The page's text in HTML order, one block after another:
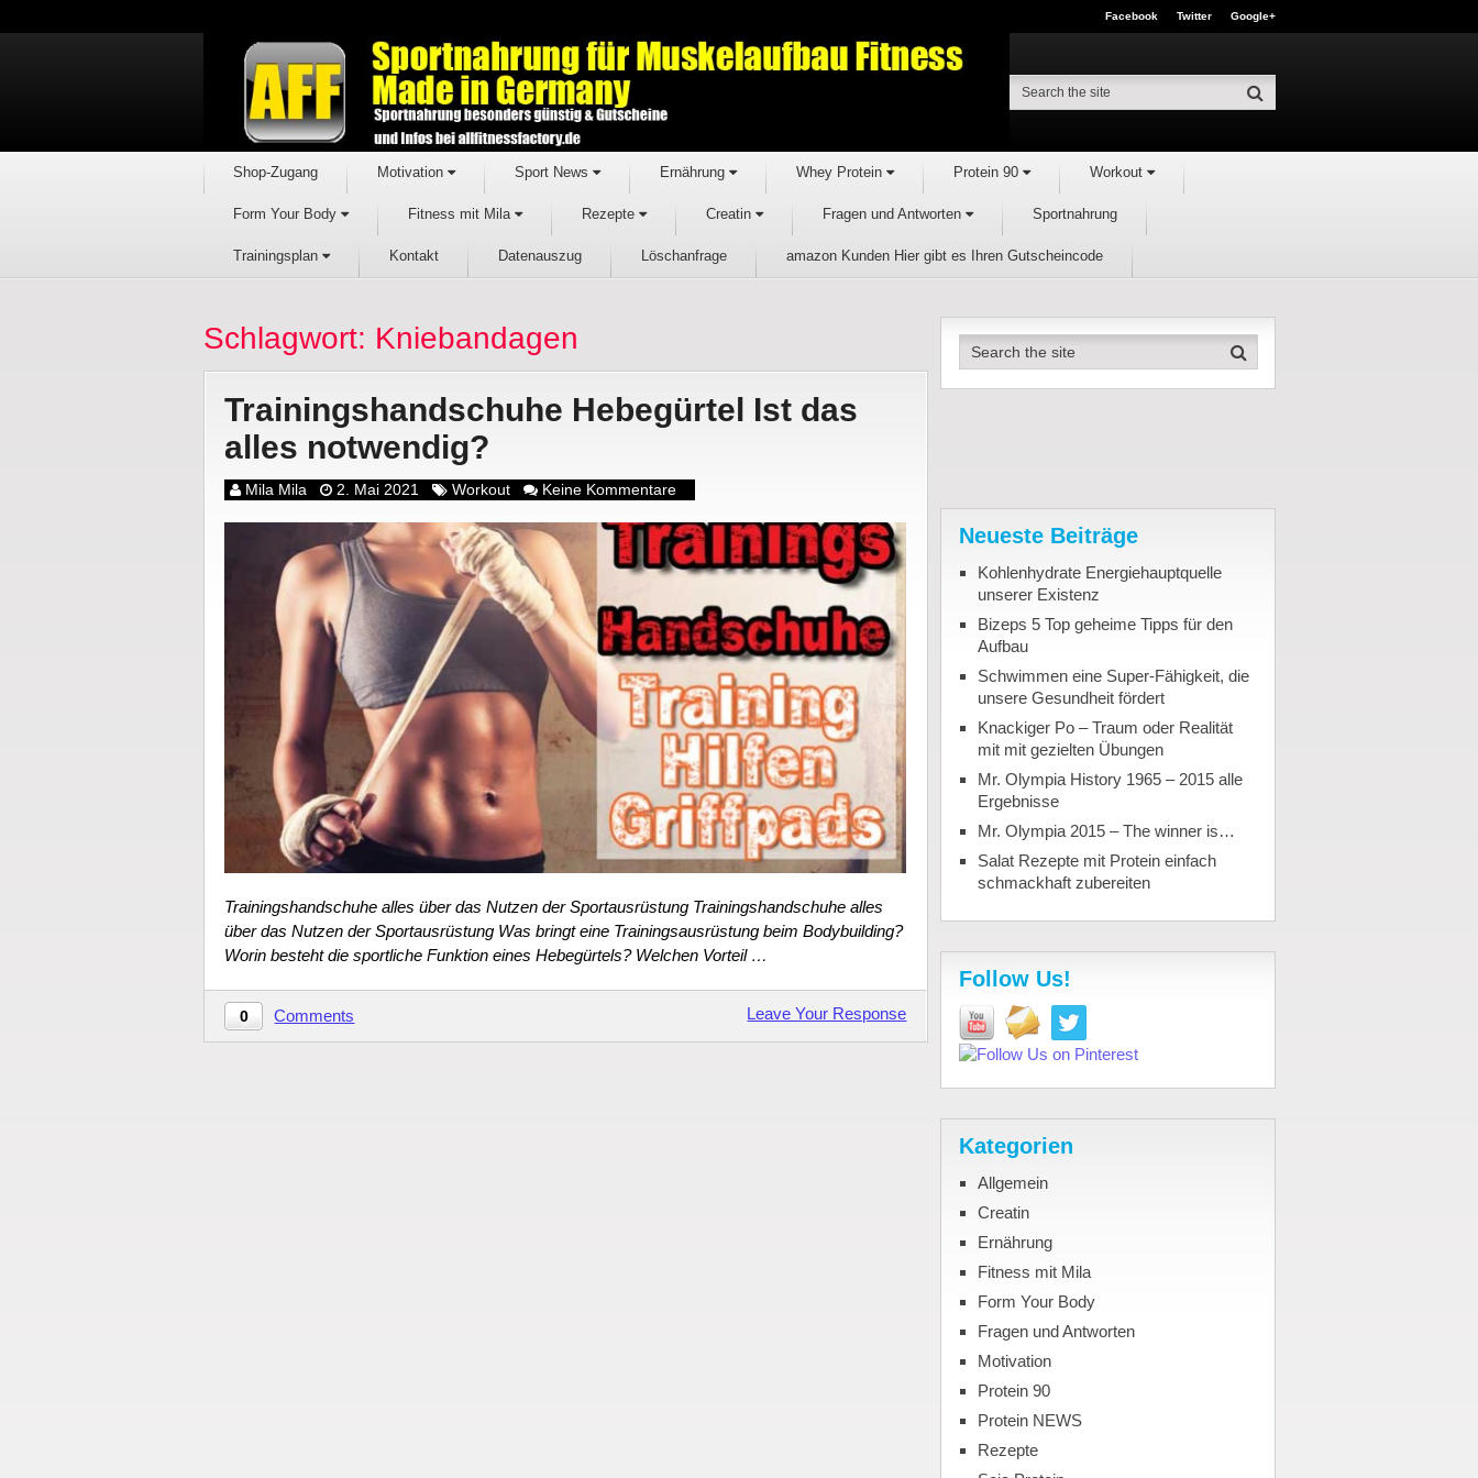
Facebook Twitter Google+
Shop-Zugang Motivation Sport News Ernährung Whey Protein Protein 90 Workout
Form Your Body Fitness mit Mila Rezepte Creatin Fragen und Antworten Sportnahrung
Trainingsplan Kontakt Datenauszug Löschanfrage amazon Kunden Hier gibt es Ihren Gutscheincode
Schlagwort: Kniebandagen
Trainingshandschuhe Hebegürtel Ist das
alles notwendig?
Mila Mila 2. Mai 2021 Workout Keine Kommentare
Trainingshandschuhe alles über das Nutzen der Sportausrüstung Trainingshandschuhe alles
über das Nutzen der Sportausrüstung Was bringt eine Trainingsausrüstung beim Bodybuilding?
Worin besteht die sportliche Funktion eines Hebegürtels? Welchen Vorteil …
0 Comments Leave Your Response
Neueste Beiträge
Kohlenhydrate Energiehauptquelle
unserer Existenz
Bizeps 5 Top geheime Tipps für den
Aufbau
Schwimmen eine Super-Fähigkeit, die
unsere Gesundheit fördert
Knackiger Po – Traum oder Realität
mit mit gezielten Übungen
Mr. Olympia History 1965 – 2015 alle
Ergebnisse
Mr. Olympia 2015 – The winner is…
Salat Rezepte mit Protein einfach
schmackhaft zubereiten
Follow Us!
Kategorien
Allgemein
Creatin
Ernährung
Fitness mit Mila
Form Your Body
Fragen und Antworten
Motivation
Protein 90
Protein NEWS
Rezepte